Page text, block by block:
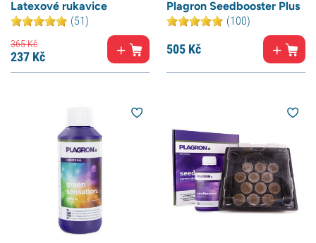
Latexové rukavice
(51)
365Kč
237 Kč
Plagron Seedbooster Plus
(100)
505 Kč